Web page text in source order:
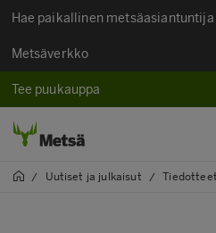
Hae paikallinen metsäasiantuntija
Metsäverkko
Tee puukauppa
/ Uutiset ja julkaisut / Tiedotteet